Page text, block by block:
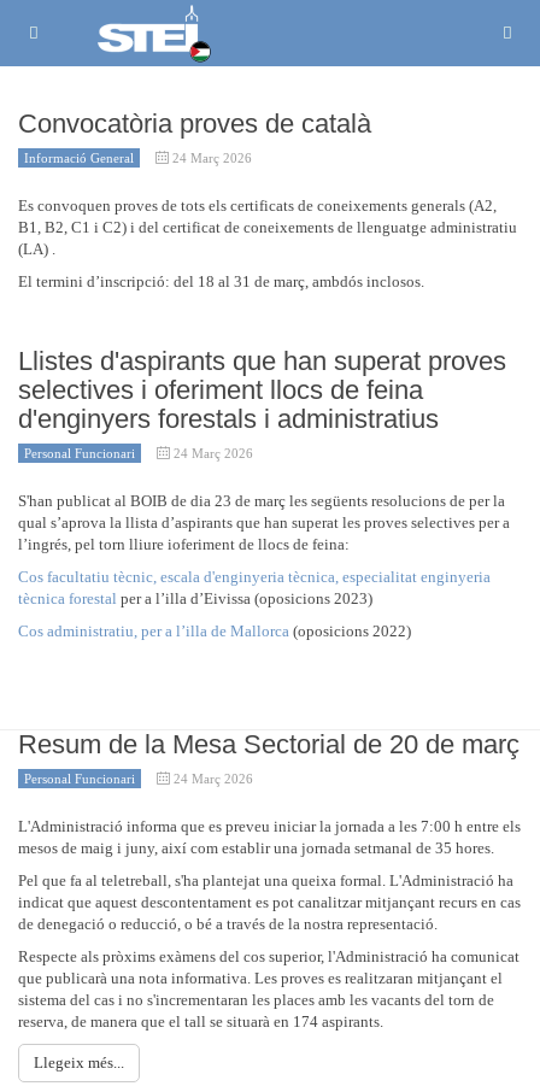
Convocatòria proves de català
Informació General 24 Març 2026
Es convoquen proves de tots els certificats de coneixements generals (A2,
B1, B2, C1 i C2) i del certificat de coneixements de llenguatge administratiu
(LA) .
El termini d’inscripció: del 18 al 31 de març, ambdós inclosos.
Llistes d'aspirants que han superat proves
selectives i oferiment llocs de feina
d'enginyers forestals i administratius
Personal Funcionari 24 Març 2026
S'han publicat al BOIB de dia 23 de març les següents resolucions de per la
qual s’aprova la llista d’aspirants que han superat les proves selectives per a
l’ingrés, pel torn lliure ioferiment de llocs de feina:
Cos facultatiu tècnic, escala d'enginyeria tècnica, especialitat enginyeria
tècnica forestal per a l’illa d’Eivissa (oposicions 2023)
Cos administratiu, per a l’illa de Mallorca (oposicions 2022)
Resum de la Mesa Sectorial de 20 de març
Personal Funcionari 24 Març 2026
L'Administració informa que es preveu iniciar la jornada a les 7:00 h entre els
mesos de maig i juny, així com establir una jornada setmanal de 35 hores.
Pel que fa al teletreball, s'ha plantejat una queixa formal. L'Administració ha
indicat que aquest descontentament es pot canalitzar mitjançant recurs en cas
de denegació o reducció, o bé a través de la nostra representació.
Respecte als pròxims exàmens del cos superior, l'Administració ha comunicat
que publicarà una nota informativa. Les proves es realitzaran mitjançant el
sistema del cas i no s'incrementaran les places amb les vacants del torn de
reserva, de manera que el tall se situarà en 174 aspirants.
Llegeix més...